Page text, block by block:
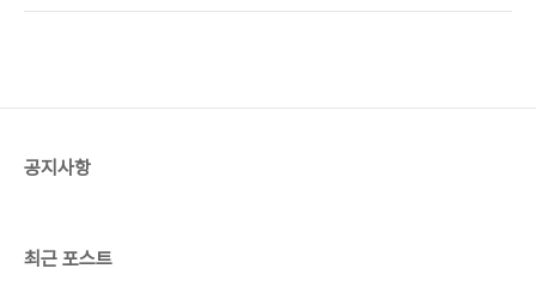
변형 괴물이 나타나거나 엄청난 독재 체제 아래서 신
공지사항
최근 포스트